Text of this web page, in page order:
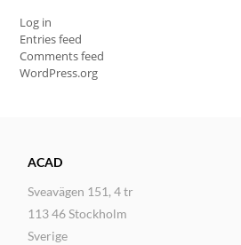
Log in
Entries feed
Comments feed
WordPress.org
ACAD
Sveavägen 151, 4 tr
113 46 Stockholm
Sverige